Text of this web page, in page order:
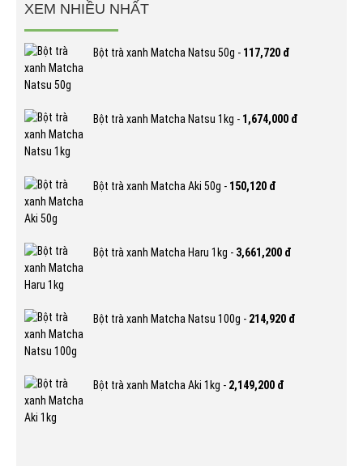
XEM NHIỀU NHẤT
Bột trà xanh Matcha Natsu 50g - 117,720 đ
Bột trà xanh Matcha Natsu 1kg - 1,674,000 đ
Bột trà xanh Matcha Aki 50g - 150,120 đ
Bột trà xanh Matcha Haru 1kg - 3,661,200 đ
Bột trà xanh Matcha Natsu 100g - 214,920 đ
Bột trà xanh Matcha Aki 1kg - 2,149,200 đ